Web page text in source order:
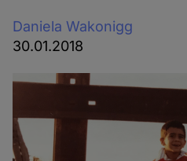
Daniela Wakonigg
30.01.2018